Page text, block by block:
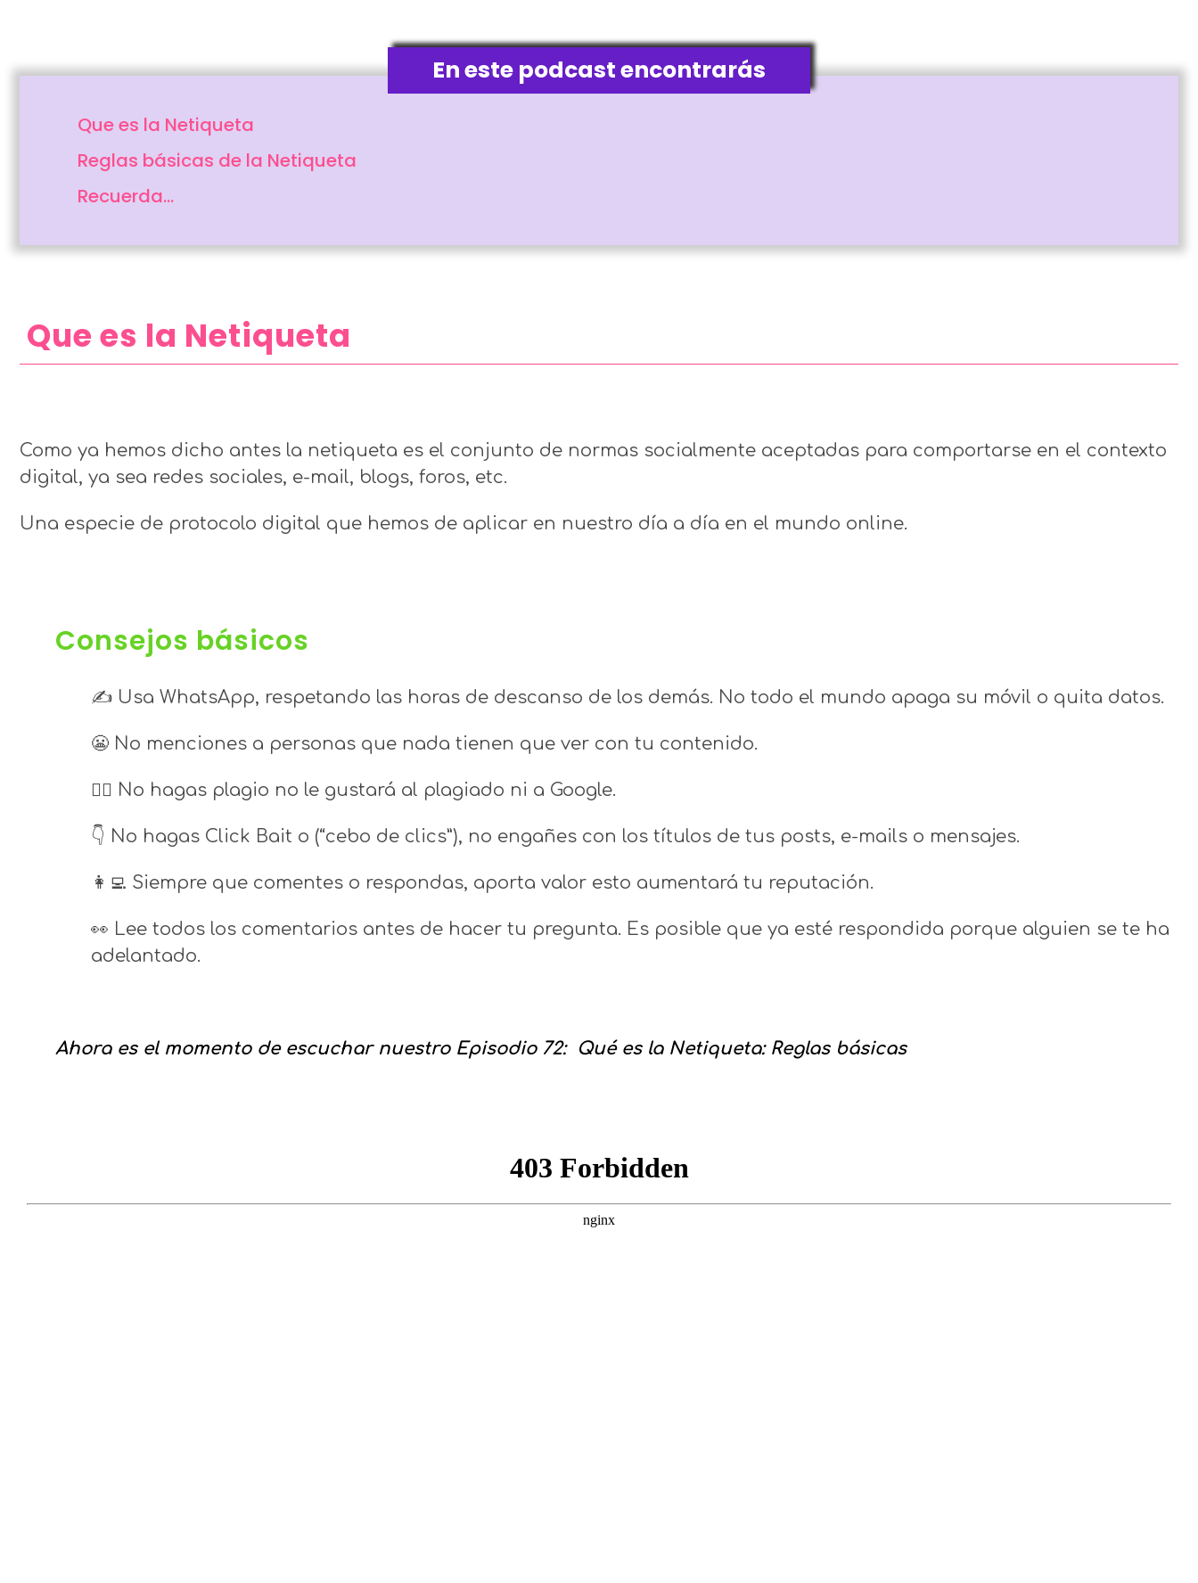
En este podcast encontrarás
Que es la Netiqueta
Reglas básicas de la Netiqueta
Recuerda…
Que es la Netiqueta
Como ya hemos dicho antes la netiqueta es el conjunto de normas socialmente aceptadas para comportarse en el contexto
digital, ya sea redes sociales, e-mail, blogs, foros, etc.
Una especie de protocolo digital que hemos de aplicar en nuestro día a día en el mundo online.
Consejos básicos
✍ Usa WhatsApp, respetando las horas de descanso de los demás. No todo el mundo apaga su móvil o quita datos.
😬 No menciones a personas que nada tienen que ver con tu contenido.
🤦‍♀️ No hagas plagio no le gustará al plagiado ni a Google.
👇 No hagas Click Bait o (“cebo de clics”), no engañes con los títulos de tus posts, e-mails o mensajes.
👩‍💻 Siempre que comentes o respondas, aporta valor esto aumentará tu reputación.
👀 Lee todos los comentarios antes de hacer tu pregunta. Es posible que ya esté respondida porque alguien se te ha
adelantado.
Ahora es el momento de escuchar nuestro Episodio 72: Qué es la Netiqueta: Reglas básicas